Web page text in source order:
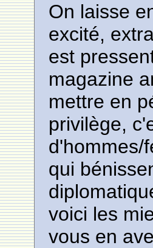
On laisse
excité,
est
magazine
mettre en
privilège,
d'hommes/
qui
voici les
vous en